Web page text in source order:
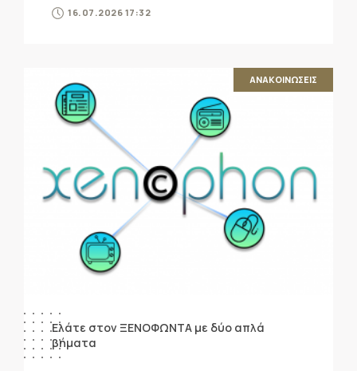
16.07.2026 17:32
ΑΝΑΚΟΙΝΩΣΕΙΣ
Ελάτε στον ΞΕΝΟΦΩΝΤΑ με δύο απλά
βήματα